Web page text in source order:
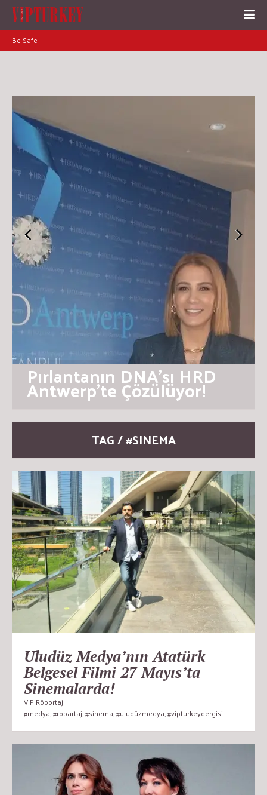
Be Safe
Pırlantanın DNA’sı HRD
Antwerp’te Çözülüyor!
TAG / #SINEMA
Uludüz Medya’nın Atatürk
Belgesel Filmi 27 Mayıs’ta
Sinemalarda!
VIP Röportaj
#medya,#ropartaj,#sinema,#uludüzmedya,#vipturkeydergisi